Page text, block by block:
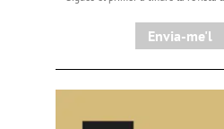
Envia-me'l